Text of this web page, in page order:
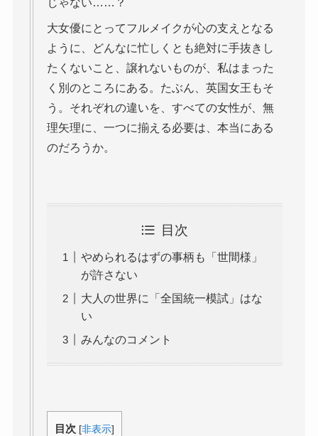
大女優にとってフルメイクが心の支えとなる
ように、どんなに忙しくとも絶対に手抜きし
たくないこと、譲れないものが、私はまった
く別のところにある。たぶん、英国女王もそ
う。それぞれの違いを、すべての女性が、無
理矢理に、一つに揃える必要は、本当にある
のだろうか。
目次
やめられるはずの事柄も「世間様」
が許さない
大人の世界に「全国統一模試」はな
い
みんなのコメント
目次 [非表示]